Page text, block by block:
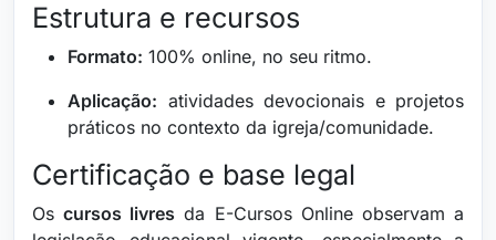
Estrutura e recursos
Formato: 100% online, no seu ritmo.
Aplicação: atividades devocionais e projetos
práticos no contexto da igreja/comunidade.
Certificação e base legal
Oscursos livres da E-Cursos Online observam a